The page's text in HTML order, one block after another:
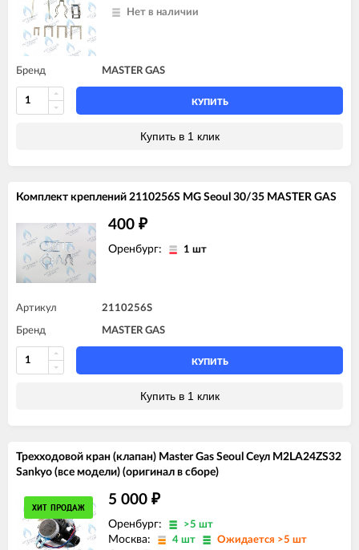
Нет в наличии
Бренд MASTER GAS
КУПИТЬ
Купить в 1 клик
Комплект креплений 2110256S MG Seoul 30/35 MASTER GAS
400 ₽
Оренбург: 1 шт
Артикул 2110256S
Бренд MASTER GAS
КУПИТЬ
Купить в 1 клик
Трехходовой кран (клапан) Master Gas Seoul Сеул M2LA24ZS32
Sankyo (все модели) (оригинал в сборе)
ХИТ ПРОДАЖ 5 000 ₽
Оренбург: >5 шт
Москва: 4 шт Ожидается >5 шт